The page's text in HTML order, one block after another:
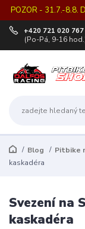
POZOR - 31.7.-8.8.
+420 721 020 767
(Po-Pá, 9-16
Blog Pitbike
kaskadéra
Svezení na
kaskadéra